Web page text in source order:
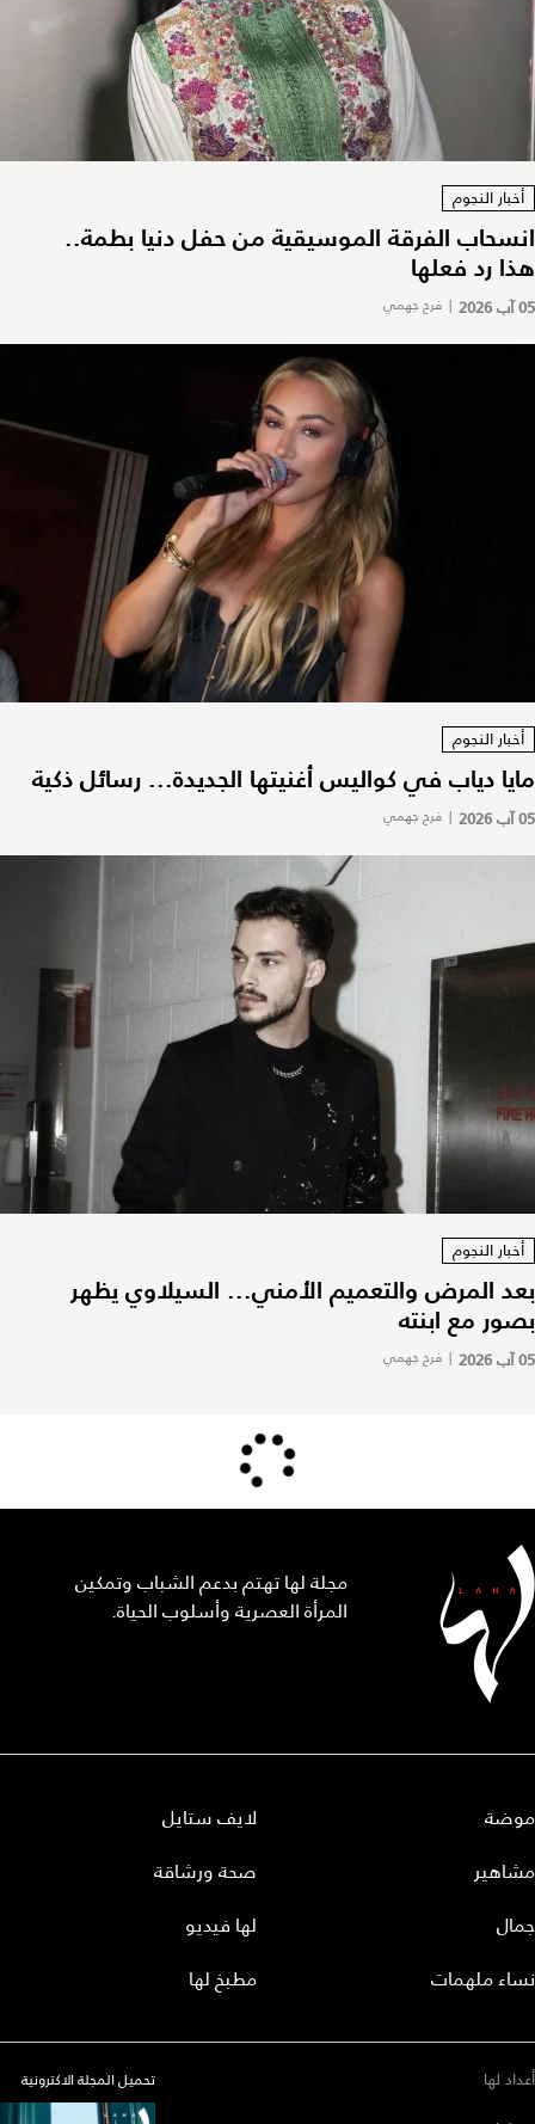
أخبار النجوم
انسحاب الفرقة الموسيقية من حفل دنيا بطمة..
هذا رد فعلها
05 آب 2026 | فرح جهمي
أخبار النجوم
مايا دياب في كواليس أغنيتها الجديدة... رسائل ذكية
05 آب 2026 | فرح جهمي
أخبار النجوم
بعد المرض والتعميم الأمني... السيلاوي يظهر
بصور مع ابنته
05 آب 2026 | فرح جهمي
مجلة لها تهتم بدعم الشباب وتمكين
المرأة العصرية وأسلوب الحياة.
موضة
مشاهير
جمال
نساء ملهمات
لايف ستايل
صحة ورشاقة
لها فيديو
مطبخ لها
أعداد لها
تحميل المجلة الاكترونية